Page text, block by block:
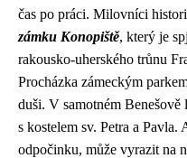
čas po práci. Milovníci
zámku Konopiště, který je
rakousko-uherského trůnu
Procházka zámeckým
duši. V samotném Benešově
s kostelem sv. Petra a
odpočinku, může vyrazit na